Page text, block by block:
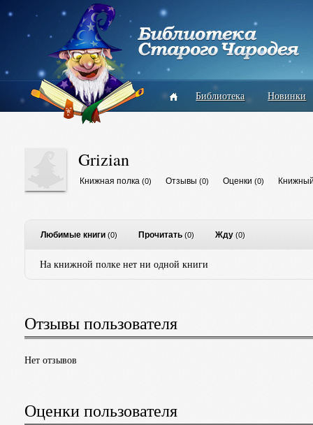
Библиотека Новинки
Grizian
Книжная полка (0) Отзывы (0) Оценки (0)
Любимые книги (0) Прочитать (0) Жду (0)
На книжной полке нет ни одной книги
Отзывы пользователя
Нет отзывов
Оценки пользователя